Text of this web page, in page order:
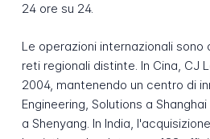
24 ore su 24.
Le operazioni internazionali
reti regionali distinte. In Cina, CJ
2004, mantenendo un centro di
Engineering, Solutions a
a Shenyang. In India,